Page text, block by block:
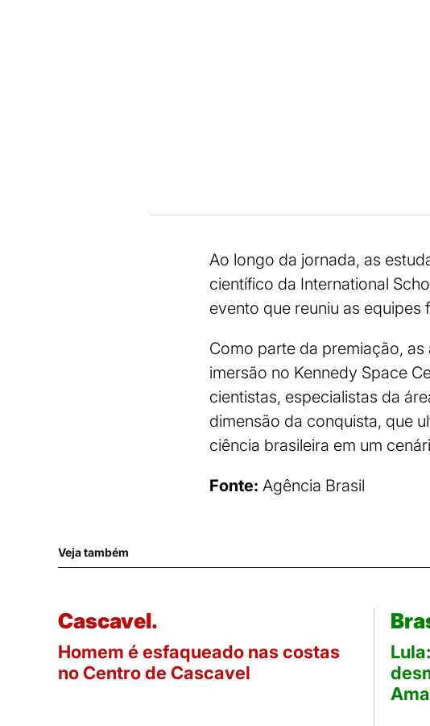
Ao longo da jornada, as
científico da International
evento que reuniu as equipes
Como parte da premiação,
imersão no Kennedy Space
cientistas, especialistas da
dimensão da conquista, que
ciência brasileira em um
Fonte: Agência Brasil
Veja também
Cascavel.
Homem é esfaqueado nas costas
no Centro de Cascavel